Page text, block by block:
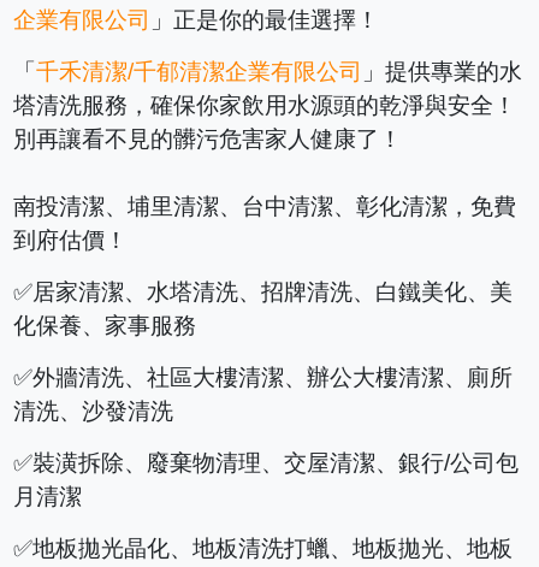
企業有限公司 」正是你的最佳選擇！
「千禾清潔/千郁清潔企業有限公司 」提供專業的水
塔清洗服務，確保你家飲用水源頭的乾淨與安全！
別再讓看不見的髒污危害家人健康了！
南投清潔、埔里清潔、台中清潔、彰化清潔，免費
到府估價！
✅居家清潔、水塔清洗、招牌清洗、白鐵美化、美
化保養、家事服務
✅外牆清洗、社區大樓清潔、辦公大樓清潔、廁所
清洗、沙發清洗
✅裝潢拆除、廢棄物清理、交屋清潔、銀行/公司包
月清潔
✅地板拋光晶化、地板清洗打蠟、地板拋光、地板